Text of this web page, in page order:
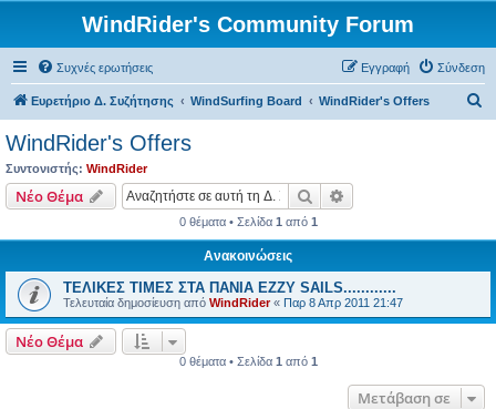
WindRider's Community Forum
Συχνές ερωτήσεις Σύνδεση
Εγγραφή
Ευρετήριο Δ. Συζήτησης WindSurfing Board WindRider's Offers
WindRider's Offers
Συντονιστής: WindRider
Νέο Θέμα Αναζήτηση
0 θέματα • Σελίδα 1 από 1
Ανακοινώσεις
TEΛΙΚΕΣ ΤΙΜΕΣ ΣΤΑ ΠΑΝΙΑ EZZY SAILS............
Τελευταία δημοσίευση από WindRider« Παρ 8 Απρ 2011 21:47
Νέο Θέμα
0 θέματα • Σελίδα 1 από 1
Μετάβαση σε